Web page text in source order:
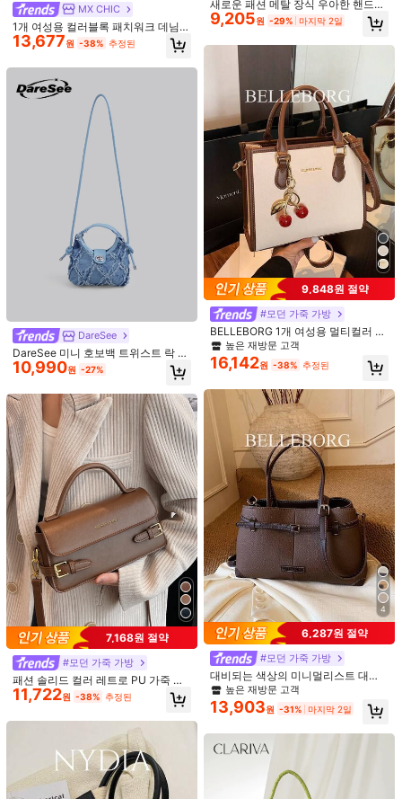
4.73 10K 팔로워
4.73
4.73
4.73 10K 팔로워
4.73 10K 팔로워
4.73 10K 팔로워
4.73 10K 팔로워
13,745
47% OFF
27,090원 17,554원
재고 1개 남음
예쁨 (400+) 좋은 품질 (300+) 아주 좋음 (300+) 정사이즈보다
마음에 드실 거예요.
의류 액세서리 뷰티&헬스 주얼리 & 시계 스포츠 & 아웃도
11
귀여운 자수 캔버스 버킷 숄더 크로스
바디 백, 방수 나일론 패션 핸드백, 캐
슈 플라워 자수, 탈착식 스트랩
9,143원 -36% 마지막 2일
38
Arlo Bags
핸들 연결부와 전면 스냅 버튼에 화이
트 트림 디테일이 있는 홀로우 니트 핸
드백. 가볍고 통기성 있는 직조 공예로
미니멀한 일상 미학을 연출하며, 카페
데이트, 도시 산책, 린넨 캐주얼 의상
과 매치하기에 완벽합니다.
#5 TOP 3위 파란색 여성 탑 핸들 가방
10,690원 -27%
MX CHIC
1개 여성용 컬러블록 패치워크 데님
새들 핸드백, 넓은 스트랩, 출퇴근, 쇼
핑 및 선물용에 적합한 패션 토트백
13,677원 -38% 추정된
DareSee
DareSee 미니 호보백 트위스트 락 로
우 트림 데님 언더암 백, 패셔너블한
턴락 새첼백, 심플한 호보 크로스바디
백, 여성용 빈티지 진 퍼스 뮤직 페스
티벌 개학용
10,990원 -27%
7,168원 절약
#모던 가죽 가방
패션 솔리드 컬러 레트로 PU 가죽 여
성 핸드백 & 크로스바디 백, 비즈니스
캐주얼 여성 가방, 사무실, 비즈니스
11,722원 -38% 추정된
새로운 패션 메탈 장식 우아한 핸드백,
다기능 사각형 여성용 크로스바디 백,
쇼핑, 지갑, 젊은 여성, 대학생, 직장인
에게 적합하며 사무실, 학교, 직장, 비
즈니스, 통근, 야외 활동에 이상적입니
9,205원 -29% 마지막 2일
9,848원 절약
#모던 가죽 가방
BELLEBORG 1개 여성용 멀티컬러 핸
드백 크로스바디백 지퍼 클로저, 일상
캐주얼, 비즈니스 및 사무실 용도에 적
합
높은 재방문 고객
16,142원 -38% 추정된
4
6,287원 절약
#모던 가죽 가방
대비되는 색상의 미니멀리스트 대용
량 다용도 여성용 출퇴근 핸드백
높은 재방문 고객
13,903원 -31% 마지막 2일